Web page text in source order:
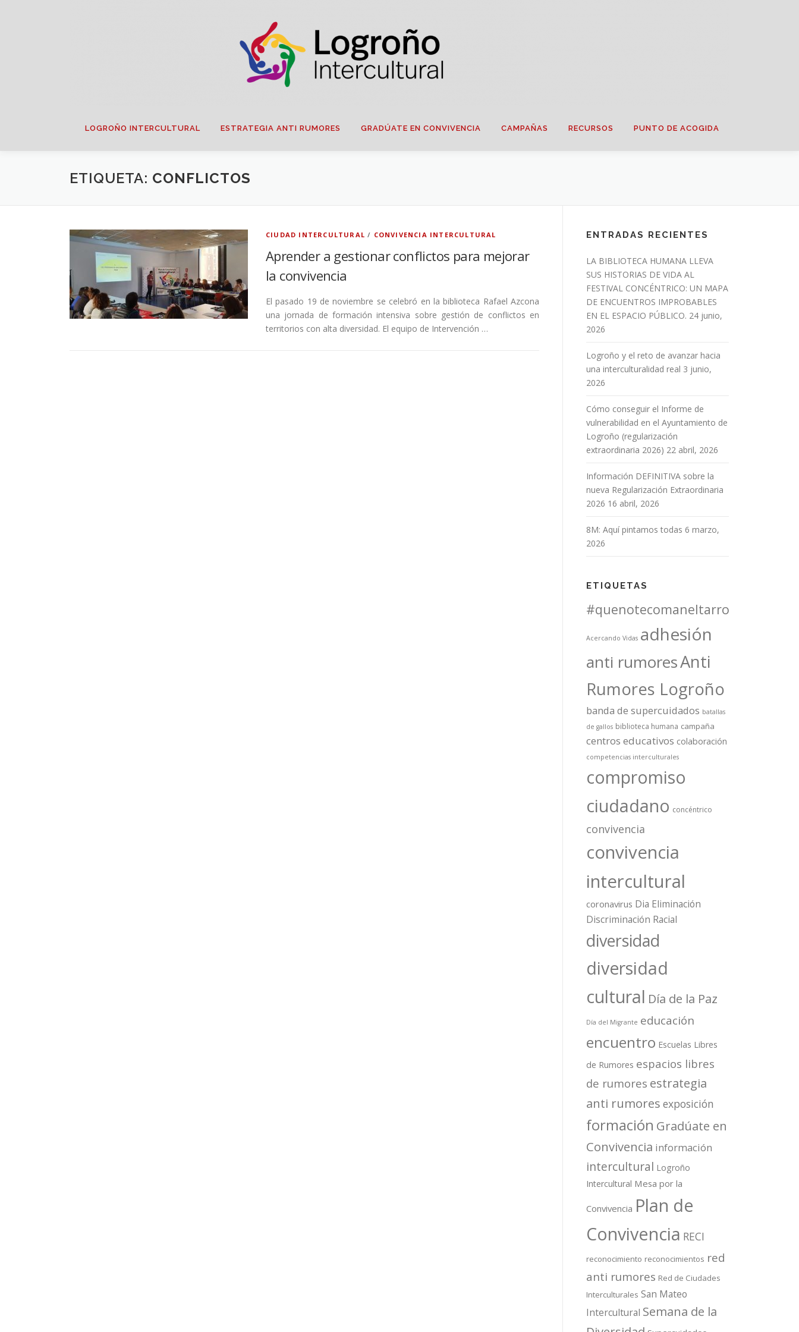
LOGROÑO INTERCULTURAL ESTRATEGIA ANTI RUMORES GRADÚATE EN CONVIVENCIA CAMPAÑAS RECURSOS PUNTO DE ACOGIDA
ETIQUETA: CONFLICTOS
CIUDAD INTERCULTURAL / CONVIVENCIA INTERCULTURAL
Aprender a gestionar conflictos para mejorar
la convivencia
El pasado 19 de noviembre se celebró en la biblioteca Rafael Azcona
una jornada de formación intensiva sobre gestión de conflictos en
territorios con alta diversidad. El equipo de Intervención …
ENTRADAS RECIENTES
LA BIBLIOTECA HUMANA LLEVA
SUS HISTORIAS DE VIDA AL
FESTIVAL CONCÉNTRICO: UN MAPA
DE ENCUENTROS IMPROBABLES
EN EL ESPACIO PÚBLICO. 24 junio,
2026
Logroño y el reto de avanzar hacia
una interculturalidad real 3 junio,
2026
Cómo conseguir el Informe de
vulnerabilidad en el Ayuntamiento de
Logroño (regularización
extraordinaria 2026) 22 abril, 2026
Información DEFINITIVA sobre la
nueva Regularización Extraordinaria
2026 16 abril, 2026
8M: Aquí pintamos todas 6 marzo,
2026
ETIQUETAS
#quenotecomaneltarro
Acercando Vidas adhesión
anti rumoresAnti
Rumores Logroño
banda de supercuidados batallas
de gallos biblioteca humana campaña
centros educativos colaboración
competencias interculturales
compromiso
ciudadano concéntrico
convivencia
convivencia
intercultural
coronavirus Dia Eliminación
Discriminación Racial
diversidad
diversidad
cultural Día de la Paz
Día del Migrante educación
encuentro Escuelas Libres
de Rumores espacios libres
de rumores estrategia
anti rumores exposición
formación Gradúate en
Convivencia información
intercultural Logroño
Intercultural Mesa por la
Convivencia Plan de
Convivencia RECI
reconocimiento reconocimientos red
anti rumores Red de Ciudades
Interculturales San Mateo
Intercultural Semana de la